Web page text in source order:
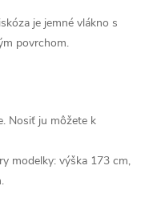
je jemné vlákno s
povrchom.
Nosiť ju môžete k
modelky: výška 173 cm,